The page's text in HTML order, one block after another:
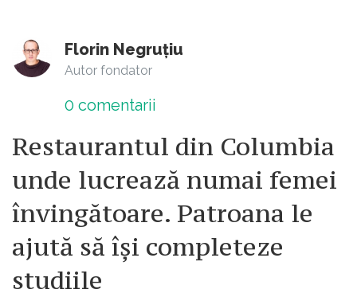
Florin Negruțiu
Autor fondator
0 comentarii
Restaurantul din Columbia
unde lucrează numai femei
învingătoare. Patroana le
ajută să își completeze
studiile